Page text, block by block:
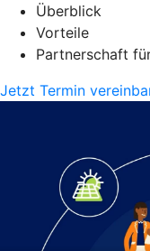
Überblick
Vorteile
Partnerschaft
Jetzt Termin